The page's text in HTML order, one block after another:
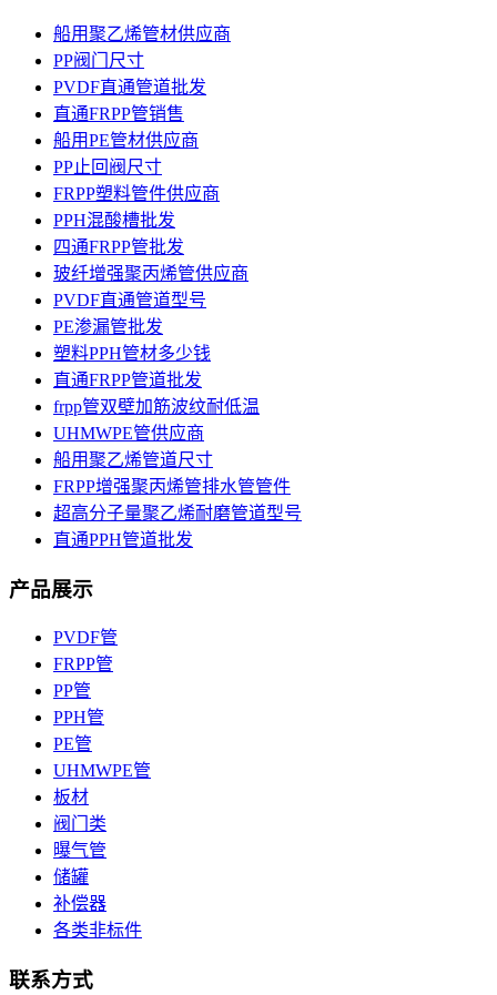
船用聚乙烯管材供应商
PP阀门尺寸
PVDF直通管道批发
直通FRPP管销售
船用PE管材供应商
PP止回阀尺寸
FRPP塑料管件供应商
PPH混酸槽批发
四通FRPP管批发
玻纤增强聚丙烯管供应商
PVDF直通管道型号
PE渗漏管批发
塑料PPH管材多少钱
直通FRPP管道批发
frpp管双壁加筋波纹耐低温
UHMWPE管供应商
船用聚乙烯管道尺寸
FRPP增强聚丙烯管排水管管件
超高分子量聚乙烯耐磨管道型号
直通PPH管道批发
产品展示
PVDF管
FRPP管
PP管
PPH管
PE管
UHMWPE管
板材
阀门类
曝气管
储罐
补偿器
各类非标件
联系方式